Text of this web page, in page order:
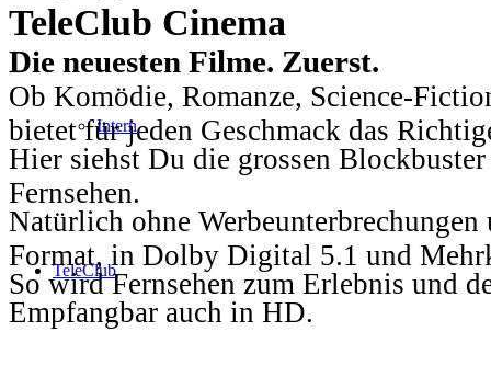
Intern
TeleClub
TeleClub Cinema
Die neuesten Filme. Zuerst.
Ob Komödie, Romanze, Science-
bietet für jeden Geschmack das
Hier siehst Du die grossen
Fernsehen.
Natürlich ohne
Format, in Dolby Digital 5.1 und
So wird Fernsehen zum Erlebnis und
Empfangbar auch in HD.